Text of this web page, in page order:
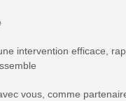
intervention efficace,
vous, comme